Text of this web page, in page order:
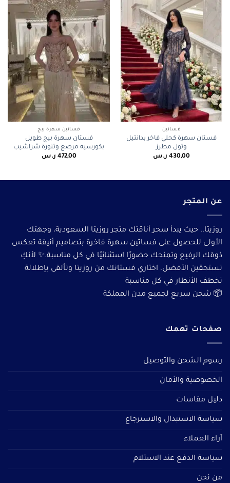
فساتين
فستان سهرة كحلي فاخر بدانتيل
وتول مطرز
430,00 ر.س
فساتين سهرة بيج
فستان سهرة بيج طويل
بكورسيه مرصع وتنورة شراشيب
472,00 ر.س
عن المتجر
روزيتا.. حيث يبدأ سحر أناقتك متجر روزيتا السعودية، وجهتك
الأولى للحصول على فساتين سهرة فاخرة بتصاميم أنيقة تعكس
ذوقك الرفيع وتمنحك حضورًا استثنائيًا في كل مناسبة.✨ لأنكِ
تستحقين الأفضل، اختاري فستانك من روزيتا وتألقى بإطلالة
تخطف الأنظار في كل مناسبة
📦 شحن سريع لجميع مدن المملكة
صفحات تهمك
رسوم الشحن والتوصيل
الخصوصية والأمان
دليل مقاسات
سياسة الاستبدال والاسترجاع
آراء العملاء
سياسة الدفع عند الاستلام
من نحن